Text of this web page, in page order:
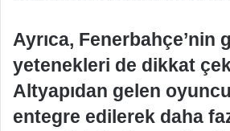
Ayrıca, Fenerbahçe’nin
yetenekleri de dikkat
Altyapıdan gelen
entegre edilerek daha